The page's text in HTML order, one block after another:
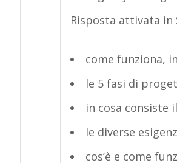
Risposta attivata in
come funziona,
le 5 fasi di
in cosa consiste
le diverse
cos’è e come